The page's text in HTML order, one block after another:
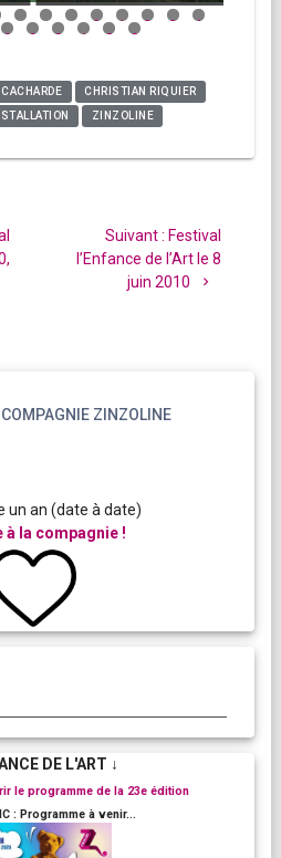
0 1 2 3 4
8 9 0 1 2 3
CACHARDE
CHRISTIAN RIQUIER
ZINZOLINE
Suivant : Article
suivant
:
Festival
l’Enfance de l’Art le 8
juin 2010
ZINZOLINE
un an (date à date)
à la compagnie !
DE L'ART ↓
le programme de la 23e édition
: Programme à venir...